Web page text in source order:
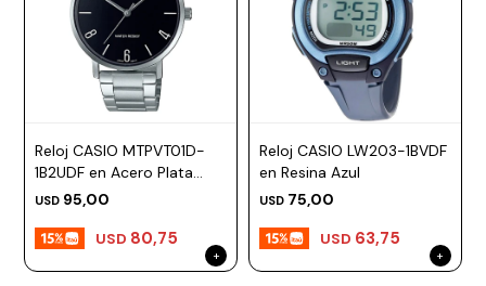
Reloj CASIO MTPVT01D-
1B2UDF en Acero Plata
Esfera 46mm
USD 95,00
USD 80,75
Reloj CASIO LW203-1BVDF
en Resina Azul
USD 75,00
USD 63,75